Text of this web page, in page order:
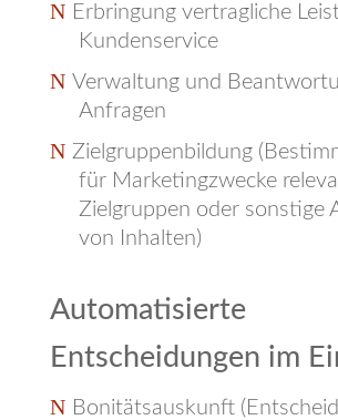
Erbringung vertragliche
Kundenservice
Verwaltung und
Anfragen
Zielgruppenbildung
für Marketingzwecke
Zielgruppen oder sonstige
von Inhalten)
Automatisierte
Entscheidungen im
Bonitätsauskunft